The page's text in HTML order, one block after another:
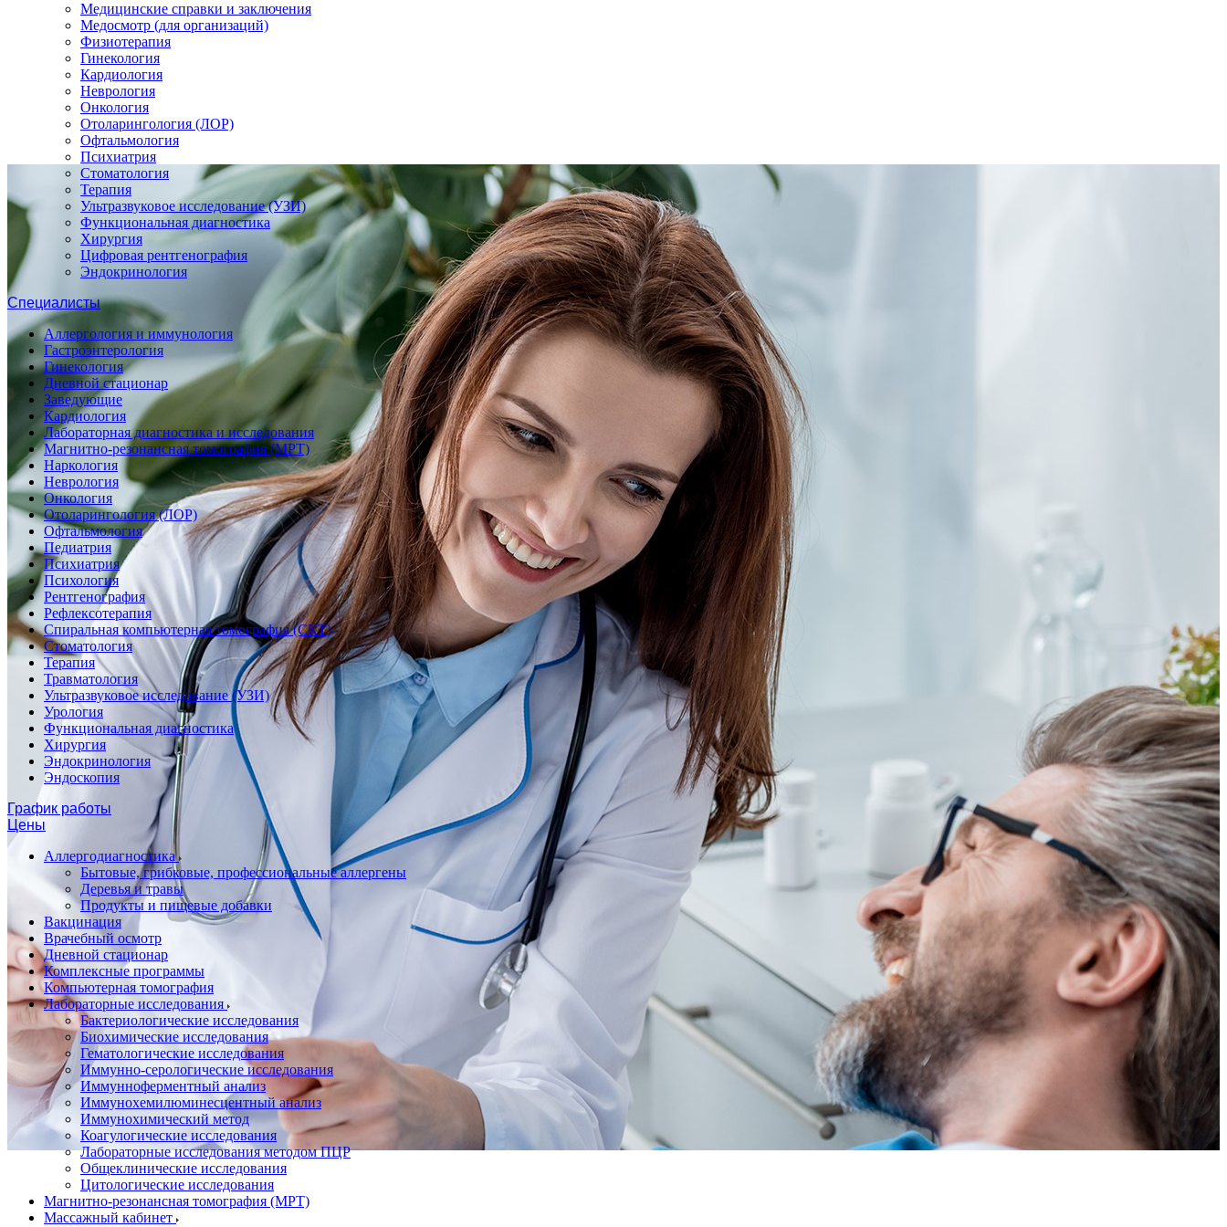
Медицинские справки и заключения
Медосмотр (для организаций)
Физиотерапия
Гинекология
Кардиология
Неврология
Онкология
Отоларингология (ЛОР)
Офтальмология
Психиатрия
Стоматология
Терапия
Ультразвуковое исследование (УЗИ)
Функциональная диагностика
Хирургия
Цифровая рентгенография
Эндокринология
Специалисты
Аллергология и иммунология
Гастроэнтерология
Гинекология
Дневной стационар
Заведующие
Кардиология
Лабораторная диагностика и исследования
Магнитно-резонансная томография (МРТ)
Наркология
Неврология
Онкология
Отоларингология (ЛОР)
Офтальмология
Педиатрия
Психиатрия
Психология
Рентгенография
Рефлексотерапия
Спиральная компьютерная томография (СКТ)
Стоматология
Терапия
Травматология
Ультразвуковое исследование (УЗИ)
Урология
Функциональная диагностика
Хирургия
Эндокринология
Эндоскопия
График работы
Цены
Аллергодиагностика
Бытовые, грибковые, профессиональные аллергены
Деревья и травы
Продукты и пищевые добавки
Вакцинация
Врачебный осмотр
Дневной стационар
Комплексные программы
Компьютерная томография
Лабораторные исследования
Бактериологические исследования
Биохимические исследования
Гематологические исследования
Иммунно-серологические исследования
Иммунноферментный анализ
Иммунохемилюминесцентный анализ
Иммунохимический метод
Коагулогические исследования
Лабораторные исследования методом ПЦР
Общеклинические исследования
Цитологические исследования
Магнитно-резонансная томография (МРТ)
Массажный кабинет